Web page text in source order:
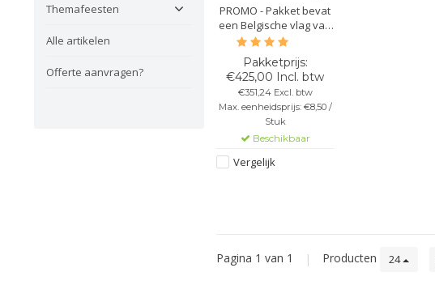
Themafeesten
Alle artikelen
Offerte aanvragen?
PROMO - Pakket bevat
een Belgische vlag van
90x60 cm,
toeter+lanyard,
schminkstick en een
lichte sjaal.
€425,00 Incl. btw
€351,24 Excl. btw
Max. eenheidsprijs: €8,50 /
Stuk
Beschikbaar
Vergelijk
Pagina 1 van 1 | Producten 24